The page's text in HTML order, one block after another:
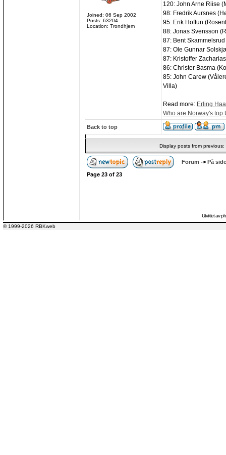
Joined: 06 Sep 2002
Posts: 63204
Location: Trondhjem
120: John Arne Riise
98: Fredrik Aursnes
95: Erik Hoftun
88: Jonas Svensson
87: Bent
87: Ole Gunnar
87: Kristoffer
86: Christer Basma
85: John Carew
Villa)
Read more: Erling
Who are Norway's top
Back to top
Display posts from previous:
Forum -> På
Page 23 of 23
Utviklet av
© 1999-2026 RBKweb